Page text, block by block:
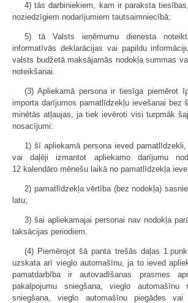
4) tās darbiniekiem, kam ir paraksta
noziedzīgiem nodarījumiem tautsaimniecībā;
5) tā Valsts ieņēmumu dienesta
informatīvās deklarācijas vai papildu
valsts budžetā maksājamās nodokļa summas
noteikšanai.
(3) Apliekamā persona ir tiesīga piemērot
importa darījumos pamatlīdzekļu ievešanai bez
minētās atļaujas, ja tiek ievēroti visi turpmāk
nosacījumi:
1) šī apliekamā persona ieved
vai daļēji izmantot apliekamo darījumu
12 kalendāro mēnešu laikā no pamatlīdzekļa
2) pamatlīdzekļa vērtība (bez nodokļa)
latu;
3) šai apliekamajai personai nav nodokļa
taksācijas periodiem.
(4) Piemērojot šā panta trešās daļas
uzskata arī vieglo automašīnu, ja to ieved
pamatdarbība ir autovadīšanas prasmes
pakalpojumu sniegšana, vieglo automašīnu
sniegšana, vieglo automašīnu piegādes vai